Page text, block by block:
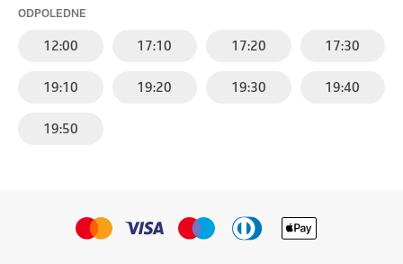
ODPOLEDNE
12:00 17:10 17:20 17:30
19:10 19:20 19:30 19:40
19:50